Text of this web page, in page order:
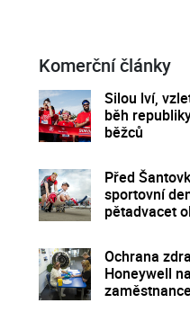
Komerční články
Silou lví,
běh
běžců
Před
sportovní
pětadvacet
Ochrana
Honeywell